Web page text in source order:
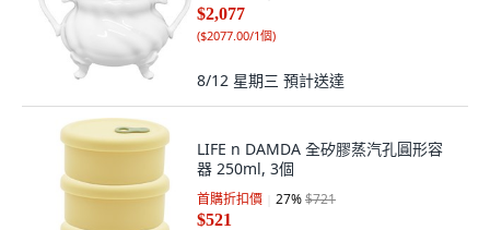
$2,077
($2077.00/1個)
8/12 星期三 預計送達
LIFE n DAMDA 全矽膠蒸汽孔圓形容
器 250ml, 3個
首購折扣價 27%$721
$521